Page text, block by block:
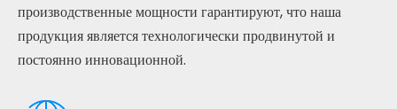
производственные мощности гарантируют, что наша
продукция является технологически продвинутой и
постоянно инновационной.